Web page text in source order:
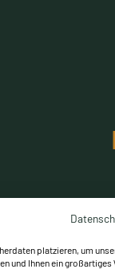
platzieren, um
und Ihnen ein